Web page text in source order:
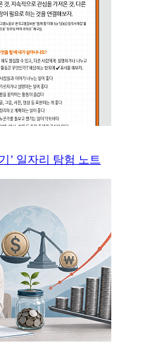
’ 일자리 탐험 노트